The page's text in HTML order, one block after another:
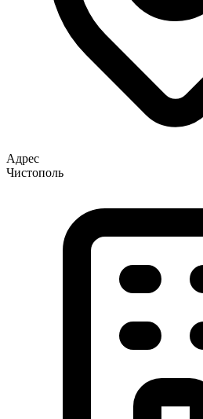
Адрес
Чистополь